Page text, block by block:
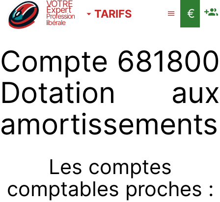
VOTRE
Expert
Profession
libérale
TARIFS €
Compte 681800
Dotation aux
amortissements
Les comptes
comptables proches :